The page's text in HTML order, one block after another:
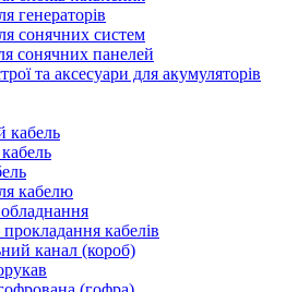
генераторів
сонячних систем
сонячних панелей
та аксесуари для акумуляторів
кабель
кабелю
кабелів
канал (короб)